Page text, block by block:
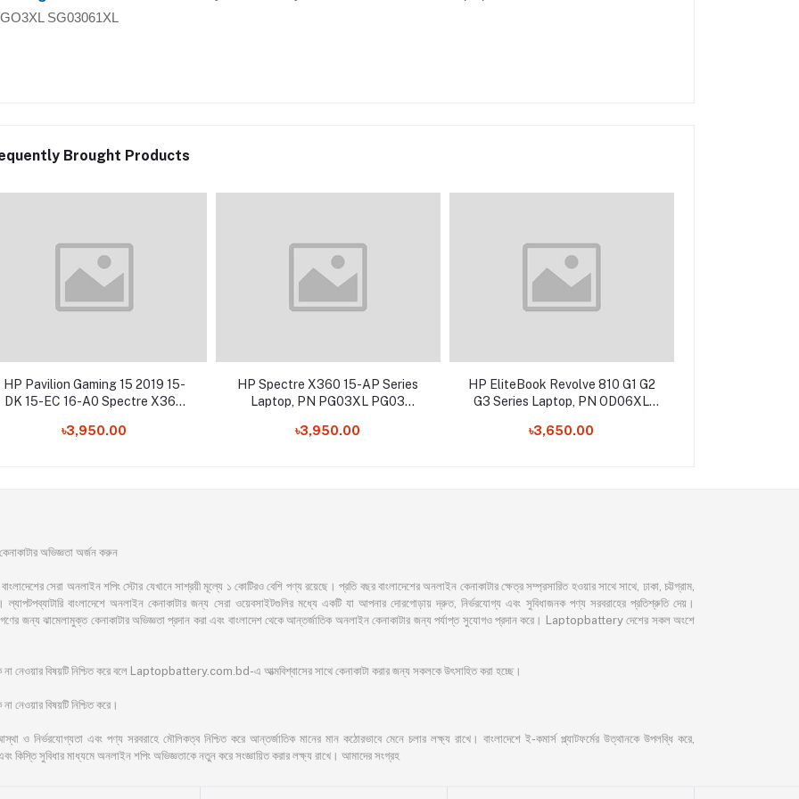
SG03061XL
Brought Products
HP Pavilion Gaming 15 2019 15-
DK 15-EC 16-A0 Spectre X360
Battery
৳3,950.00
HP Spectre X360 15-AP Series
Laptop, PN PG03XL PG03
৳3,950.00
HP EliteBook Revolve 810 G1 G2
G3 Series Laptop, PN OD06XL
৳3,650.00
অভিজ্ঞতা অর্জন করুন
সেরা অনলাইন শপিং স্টোর যেখানে সাশ্রয়ী মূল্যে ১ কোটিরও বেশি পণ্য রয়েছে। প্রতি বছর বাংলাদেশের অনলাইন কেনাকাটার ক্ষেত্র সম্প্রসারিত হওয়ার সাথে সাথে, ঢাকা, চট্টগ্রাম,
বাংলাদেশে অনলাইন কেনাকাটার জন্য সেরা ওয়েবসাইটগুলির মধ্যে একটি যা আপনার দোরগোড়ায় দ্রুত, নির্ভরযোগ্য এবং সুবিধাজনক পণ্য সরবরাহের প্রতিশ্রুতি দেয়।
জন্য ঝামেলামুক্ত কেনাকাটার অভিজ্ঞতা প্রদান করা এবং বাংলাদেশ থেকে আন্তর্জাতিক অনলাইন কেনাকাটার জন্য পর্যাপ্ত সুযোগও প্রদান করে। Laptopbattery দেশের সকল অংশে
না নেওয়ার বিষয়টি নিশ্চিত করে বলে Laptopbattery.com.bd-এ আত্মবিশ্বাসের সাথে কেনাকাটা করার জন্য সকলকে উৎসাহিত করা হচ্ছে।
নেওয়ার বিষয়টি নিশ্চিত করে।
ও নির্ভরযোগ্যতা এবং পণ্য সরবরাহে মৌলিকত্ব নিশ্চিত করে আন্তর্জাতিক মানের মান কঠোরভাবে মেনে চলার লক্ষ্য রাখে। বাংলাদেশে ই-কমার্স প্ল্যাটফর্মের উত্থানকে উপলব্ধি করে,
কিস্তি সুবিধার মাধ্যমে অনলাইন শপিং অভিজ্ঞতাকে নতুন করে সংজ্ঞায়িত করার লক্ষ্য রাখে। আমাদের সংগ্রহ